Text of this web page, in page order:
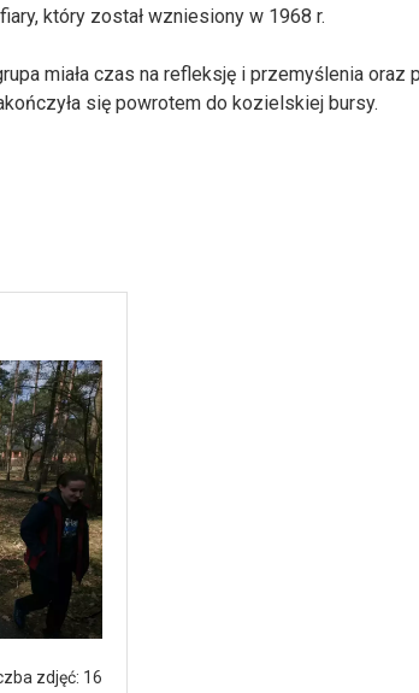
który został wzniesiony w 1968 r.
miała czas na refleksję i przemyślenia oraz
się powrotem do kozielskiej bursy.
zdjęć: 16